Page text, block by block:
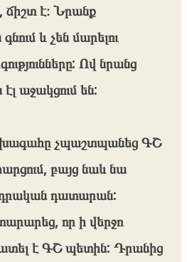
է։ Նրանք
և չեն մարելու
Ով նրանց
աջակցում են:
չպաշտպանեց ԳՇ
բայց նաև նա
դատարան:
որ ի վերջո
է ԳՇ պետին: Դրանից